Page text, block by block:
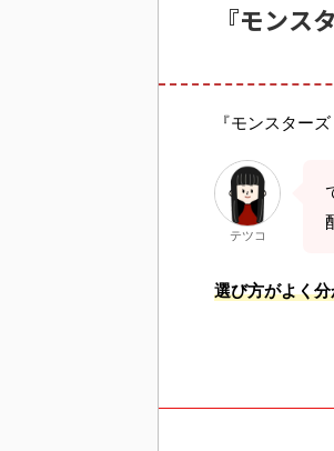
『モンス
『モンスター
テツコ
選び方がよく